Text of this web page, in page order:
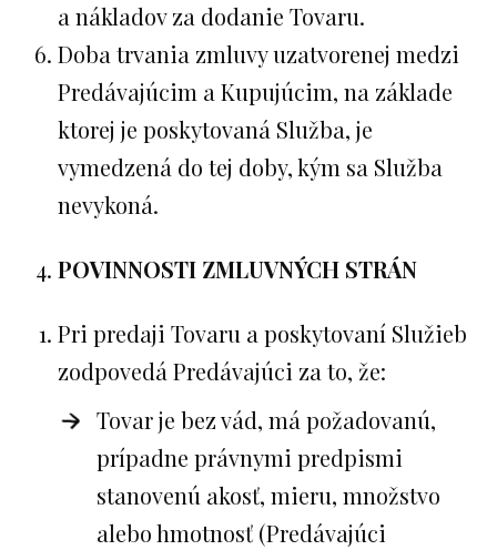
a nákladov za dodanie Tovaru.
Doba trvania zmluvy uzatvorenej medzi
Predávajúcim a Kupujúcim, na základe
ktorej je poskytovaná Služba, je
vymedzená do tej doby, kým sa Služba
nevykoná.
POVINNOSTI ZMLUVNÝCH STRÁN
Pri predaji Tovaru a poskytovaní Služieb
zodpovedá Predávajúci za to, že:
Tovar je bez vád, má požadovanú,
prípadne právnymi predpismi
stanovenú akosť, mieru, množstvo
alebo hmotnosť (Predávajúci